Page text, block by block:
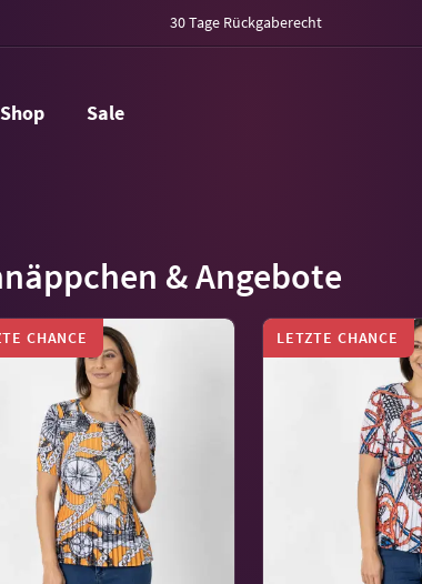
30 Tage Rückgaberecht
Shop Sale
& Angebote
CHANCE LETZTE CHANCE